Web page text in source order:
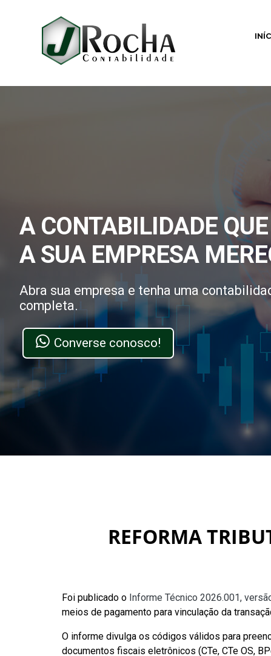
A CONTABILIDADE QUE
A SUA EMPRESA
Abra sua empresa e tenha uma
completa.
Converse conosco!
REFORMA
Foi publicado o Informe Técnico 2026.001,
meios de pagamento para vinculação da
O informe divulga os códigos válidos para
documentos fiscais eletrônicos (CTe, CTe OS,